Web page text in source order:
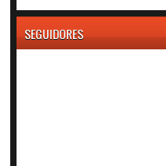
SEGUIDORES